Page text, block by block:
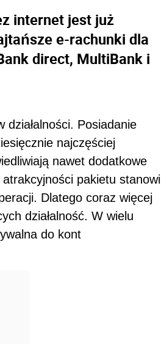
internet jest już
e-rachunki dla
direct, MultiBank i
działalności. Posiadanie
najczęściej
nawet dodatkowe
pakietu stanowi
Dlatego coraz więcej
działalność. W wielu
do kont